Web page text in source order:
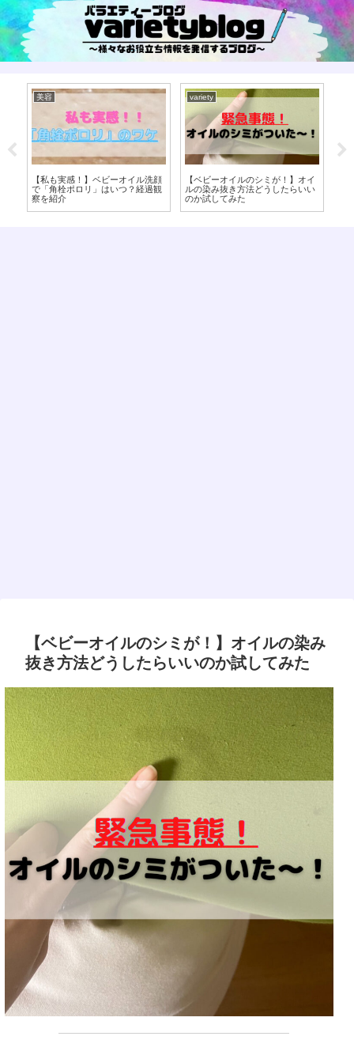
美容
【私も実感！】ベビーオイル洗顔
で「角栓ポロリ」はいつ？経過観
察を紹介
variety
【ベビーオイルのシミが！】オイ
ルの染み抜き方法どうしたらいい
のか試してみた
【ベビーオイルのシミが！】オイルの染み
抜き方法どうしたらいいのか試してみた